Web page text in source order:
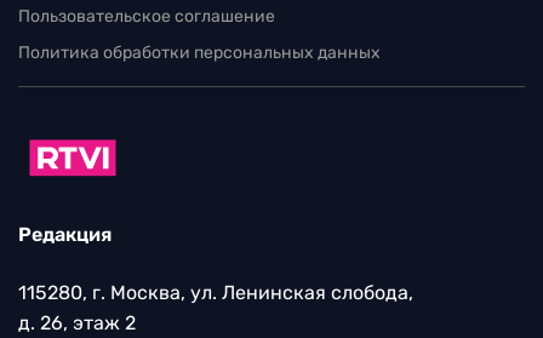
Пользовательское соглашение
Политика обработки персональных данных
Редакция
115280, г. Москва, ул. Ленинская слобода,
д. 26, этаж 2